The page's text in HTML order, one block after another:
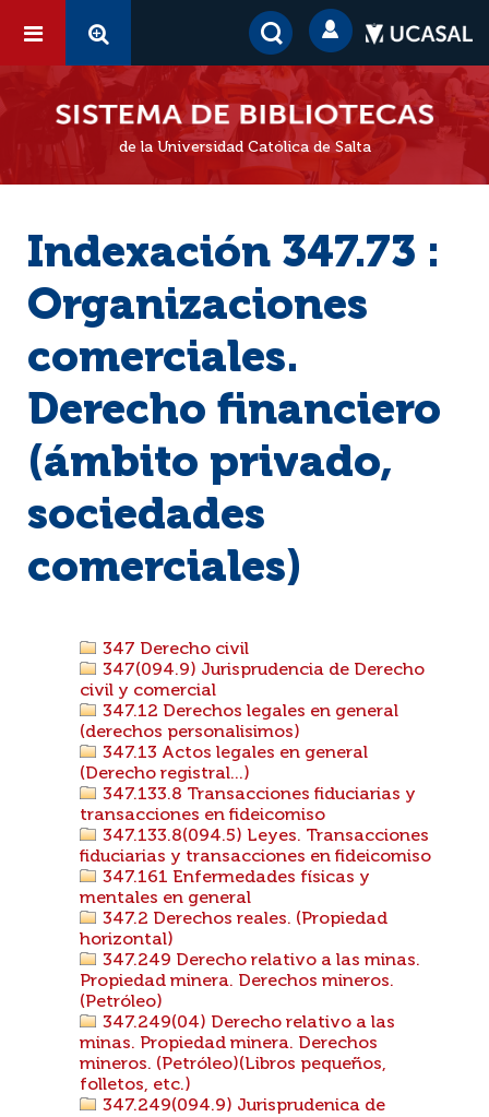
de la Universidad Católica de Salta
Indexación 347.73 :
Organizaciones
comerciales.
Derecho financiero
(ámbito privado,
sociedades
comerciales)
347 Derecho civil
347(094.9) Jurisprudencia de Derecho
civil y comercial
347.12 Derechos legales en general
(derechos personalisimos)
347.13 Actos legales en general
(Derecho registral...)
347.133.8 Transacciones fiduciarias y
transacciones en fideicomiso
347.133.8(094.5) Leyes. Transacciones
fiduciarias y transacciones en fideicomiso
347.161 Enfermedades físicas y
mentales en general
347.2 Derechos reales. (Propiedad
horizontal)
347.249 Derecho relativo a las minas.
Propiedad minera. Derechos mineros.
(Petróleo)
347.249(04) Derecho relativo a las
minas. Propiedad minera. Derechos
mineros. (Petróleo)(Libros pequeños,
folletos, etc.)
347.249(094.9) Jurisprudenica de